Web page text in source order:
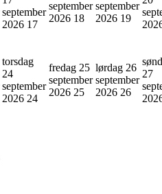
september
2026 17
september
2026 18
september
2026 19
torsdag
24
september
2026 24
fredag 25
september
2026 25
lørdag 26
september
2026 26
27